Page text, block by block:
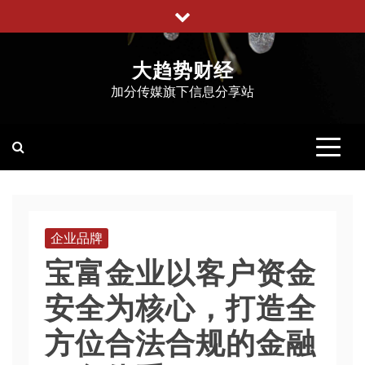
至
大趋势财经
加分传媒旗下信息分享站
企业品牌
宝富金业以客户资金
安全为核心，打造全
方位合法合规的金融